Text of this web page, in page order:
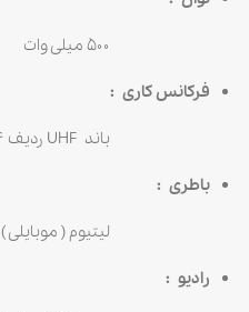
فرکانس کاری :
باند UHF ردیف ۴۳۴ ~ ۴۳۳
باطری :
لیتیوم ( موبایلی ) ۱۳۰۰ میلی آمپر
رادیو :